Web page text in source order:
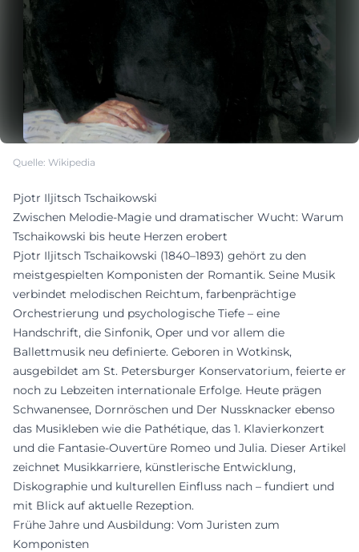
Quelle: Wikipedia
Pjotr Iljitsch Tschaikowski
Zwischen Melodie-Magie und dramatischer Wucht: Warum
Tschaikowski bis heute Herzen erobert
Pjotr Iljitsch Tschaikowski (1840–1893) gehört zu den
meistgespielten Komponisten der Romantik. Seine Musik
verbindet melodischen Reichtum, farbenprächtige
Orchestrierung und psychologische Tiefe – eine
Handschrift, die Sinfonik, Oper und vor allem die
Ballettmusik neu definierte. Geboren in Wotkinsk,
ausgebildet am St. Petersburger Konservatorium, feierte er
noch zu Lebzeiten internationale Erfolge. Heute prägen
Schwanensee, Dornröschen und Der Nussknacker ebenso
das Musikleben wie die Pathétique, das 1. Klavierkonzert
und die Fantasie-Ouvertüre Romeo und Julia. Dieser Artikel
zeichnet Musikkarriere, künstlerische Entwicklung,
Diskographie und kulturellen Einfluss nach – fundiert und
mit Blick auf aktuelle Rezeption.
Frühe Jahre und Ausbildung: Vom Juristen zum
Komponisten